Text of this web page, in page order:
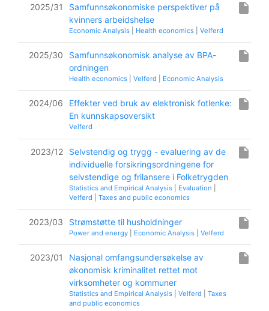
2025/31
Samfunnsøkonomiske perspektiver på
kvinners arbeidshelse
Economic Analysis Health economics Velferd
insert_drive_file
2025/30
Samfunnsøkonomisk analyse av BPA-
ordningen
Health economics Velferd Economic Analysis
insert_drive_file
2024/06
Effekter ved bruk av elektronisk fotlenke:
En kunnskapsoversikt
Velferd
insert_drive_file
2023/12
Selvstendig og trygg - evaluering av de
individuelle forsikringsordningene for
selvstendige og frilansere i Folketrygden
Statistics and Empirical Analysis Evaluation
Velferd
Taxes and public economics
insert_drive_file
2023/03 Strømstøtte til husholdninger
Power and energy Economic Analysis Velferd
insert_drive_file
2023/01
Nasjonal omfangsundersøkelse av
økonomisk kriminalitet rettet mot
virksomheter og kommuner
Statistics and Empirical Analysis Velferd
Taxes
and public economics
insert_drive_file